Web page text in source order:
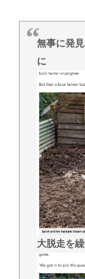
【悲報】女
と話したく
観ていたい
手の男を逮
ガさせた疑
【緊急】吉
【衝撃】韓
で外国人審
ビニコンの
ら本社にク
ここ数年「
から叩くな
から来たの
【動画】手
無事に発
に
大脱走を